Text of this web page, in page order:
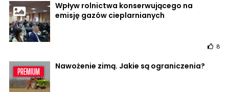
Wpływ rolnictwa konserwującego na
emisję gazów cieplarnianych
8
Nawożenie zimą. Jakie są ograniczenia?